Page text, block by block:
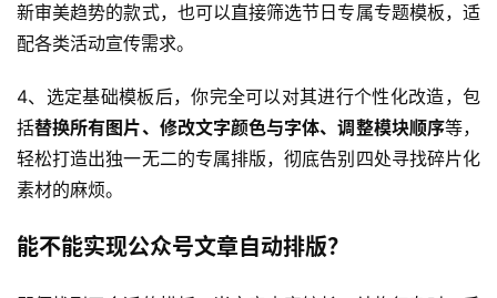
新审美趋势的款式，也可以直接筛选节日专属专题模板，适
配各类活动宣传需求。
4、选定基础模板后，你完全可以对其进行个性化改造，包
括替换所有图片、修改文字颜色与字体、调整模块顺序等，
轻松打造出独一无二的专属排版，彻底告别四处寻找碎片化
素材的麻烦。
能不能实现公众号文章自动排版？